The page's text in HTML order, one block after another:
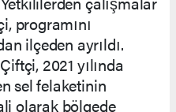
programını
ilçeden ayrıldı.
2021 yılında
sel felaketinin
olarak bölgede